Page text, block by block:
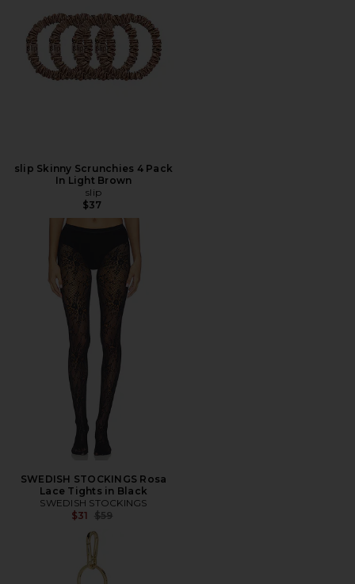
slip Skinny Scrunchies 4 Pack
In Light Brown
slip
$37
SWEDISH STOCKINGS Rosa
Lace Tights in Black
SWEDISH STOCKINGS
$31 Precio anterior:
$59